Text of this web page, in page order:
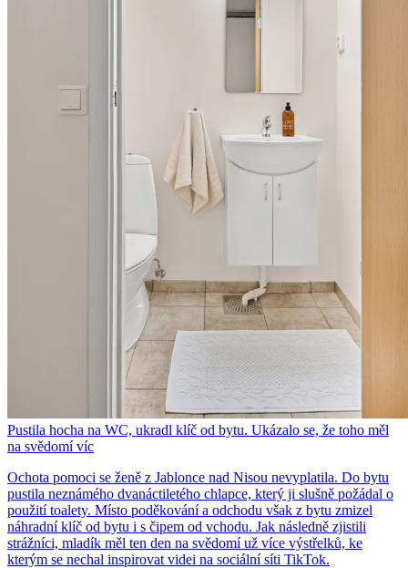
Pustila hocha na WC, ukradl klíč od bytu. Ukázalo se, že toho měl
na svědomí víc
Ochota pomoci se ženě z Jablonce nad Nisou nevyplatila. Do bytu
pustila neznámého dvanáctiletého chlapce, který ji slušně požádal o
použití toalety. Místo poděkování a odchodu však z bytu zmizel
náhradní klíč od bytu i s čipem od vchodu. Jak následně zjistili
strážníci, mladík měl ten den na svědomí už více výstřelků, ke
kterým se nechal inspirovat videi na sociální síti TikTok.